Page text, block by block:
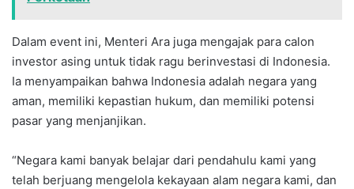
Dalam event ini, Menteri Ara juga mengajak para calon
investor asing untuk tidak ragu berinvestasi di Indonesia.
Ia menyampaikan bahwa Indonesia adalah negara yang
aman, memiliki kepastian hukum, dan memiliki potensi
pasar yang menjanjikan.
“Negara kami banyak belajar dari pendahulu kami yang
telah berjuang mengelola kekayaan alam negara kami, dan